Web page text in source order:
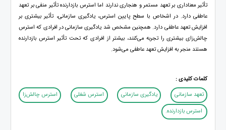
تأثیر معناداری بر تعهد مستمر و هنجاری ندارند اما استرس بازدارنده تأثیر منفی بر تعهد
عاطفی دارد. در اشخاص با سطح پایین استرس، یادگیری سازمانی، تأثیر بیشتری بر
افزایش تعهد عاطفی دارد. همچنین مشخص شد یادگیری سازمانی در افرادی که استرس
چالش‌زای بیشتری را تجربه می‌کنند، بیشتر از افرادی که تحت تأثیر استرس بازدارنده
هستند منجر به افزایش تعهد عاطفی می‌شود.
کلمات کلیدی :
تعهد سازمانی
یادگیری سازمانی استرس شغلی
استرس چالش‌زا
‌ استرس بازدارنده.